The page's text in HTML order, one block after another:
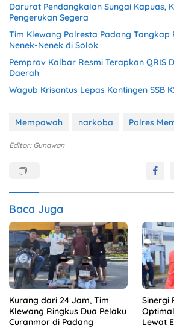
Darurat Pendangkalan Sungai Kapuas,
Pengerukan Segera
Tim Klewang Polresta Padang Tangkap
Nenek-Nenek di Solok
Pemprov Kalbar Resmi Terapkan QRIS
Daerah
Wagub Krisantus Lepas Kontingen SSB
Mempawah narkoba Polres
Editor: Gunawan
Baca Juga
Kurang dari 24 Jam, Tim
Klewang Ringkus Dua Pelaku
Curanmor di Padang
Sinergi
Lewat